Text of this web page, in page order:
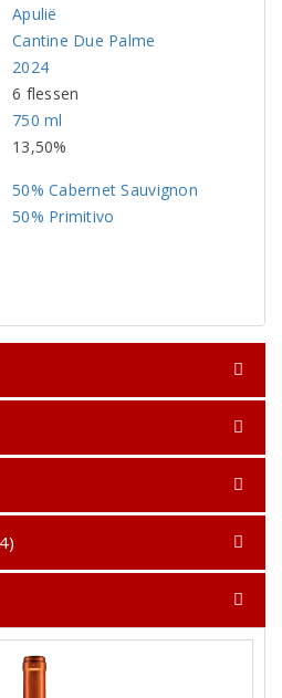
Apulië
Cantine Due Palme
2024
6 flessen
750 ml
13,50%
50% Cabernet Sauvignon
50% Primitivo